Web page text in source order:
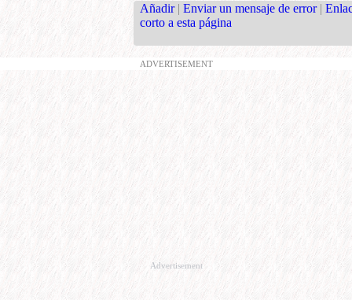
Añadir | Enviar un mensaje de error |
corto a esta página
ADVERTISEMENT
Advertisement